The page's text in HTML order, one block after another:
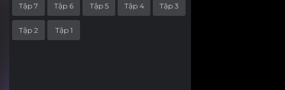
Tập 7 Tập 6 Tập 5 Tập 4 Tập 3
Tập 2 Tập 1